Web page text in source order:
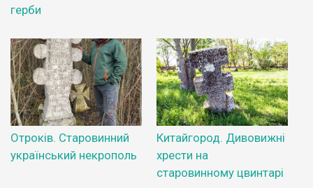
герби
Отроків. Старовинний
український некрополь
Китайгород. Дивовижні
хрести на
старовинному цвинтарі